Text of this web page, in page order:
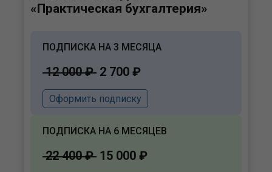
«Практическая бухгалтерия»
ПОДПИСКА НА 3 МЕСЯЦА
12 000 ₽ 2 700 ₽
Оформить подписку
ПОДПИСКА НА 6 МЕСЯЦЕВ
22 400 ₽ 15 000 ₽